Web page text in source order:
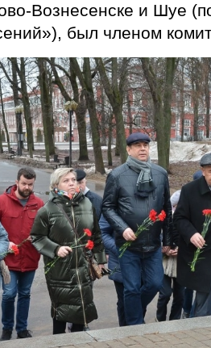
Вознесенске и Шуе
был членом